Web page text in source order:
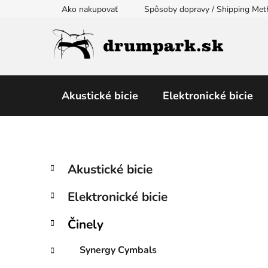
Ako nakupovať Spôsoby dopravy / Shipping
Akustické bicie Elektronické bicie
B
č
ý
a
Preskočiť
kategórie
K
a
e
ó
i
Akustické bicie
Elektronické bicie
Činely
Synergy Cymbals